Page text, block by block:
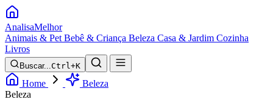
AnalisaMelhor
Animais & Pet Bebê & Criança Beleza Casa & Jardim Cozinha
Livros
Buscar...Ctrl+K
Home
Beleza
Beleza